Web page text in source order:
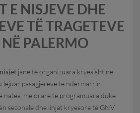
E NISJEVE DHE
TË TRAGETEVE
PALERMO
janë të organizuara kryesisht në
lejuar pasagjerëve të ndërmarrin
natës, me orare të programuara duke
sezonale dhe linjat kryesore të GNV.